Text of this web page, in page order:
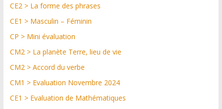
CE2 > La forme des phrases
CE1 > Masculin – Féminin
CP > Mini évaluation
CM2 > La planète Terre, lieu de vie
CM2 > Accord du verbe
CM1 > Evaluation Novembre 2024
CE1 > Evaluation de Mathématiques